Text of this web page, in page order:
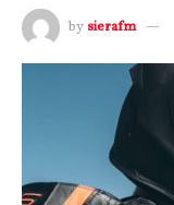
by sierafm